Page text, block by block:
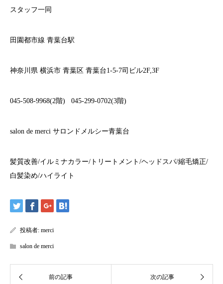
スタッフ一同
田園都市線 青葉台駅
神奈川県 横浜市 青葉区 青葉台1-5-7司ビル2F,3F
045-508-9968(2 階) 045-299-0702(3階)
salon de merci サロンドメルシー青葉台
髪質改善/イルミナカラー/ トリートメント /ヘッドスパ/縮毛矯正/
白髪染め/ハイライト
投稿者: merci
salon de merci